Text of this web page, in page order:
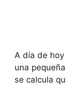
A día de
una
se calcula